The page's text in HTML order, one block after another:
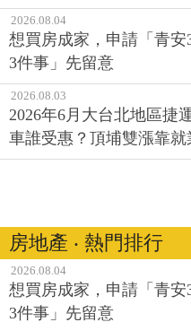
2026.08.04
想買房成家，申請「青
3件事」先留意
2026.08.03
2026年6月大台北地區捷
車誰受惠？頂埔雙漲靠就
房地產 ‧ 熱門排行
2026.08.04
想買房成家，申請「青
3件事」先留意